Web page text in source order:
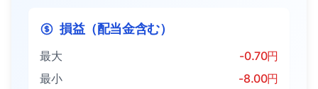
損益（配当金含む）
最大
-0.70円
最小
-8.00円